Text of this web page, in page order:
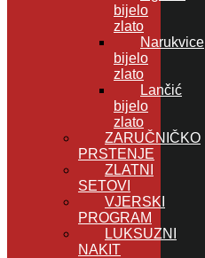
bijelo
zlato
Narukvice
bijelo
zlato
Lančić
bijelo
zlato
ZARUČNIČKO
PRSTENJE
ZLATNI
SETOVI
VJERSKI
PROGRAM
LUKSUZNI
NAKIT